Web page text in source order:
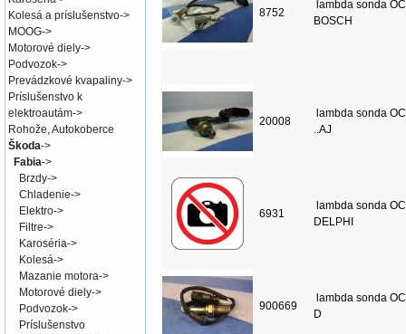
8752
lambda sonda
BOSCH
20008
lambda sonda
..AJ
6931
lambda sonda
DELPHI
900669
lambda sonda
D
Kolesá a príslušenstvo->
MOOG->
Motorové diely->
Podvozok->
Prevádzkové kvapaliny->
Príslušenstvo k
elektroautám->
Rohože, Autokoberce
Škoda->
Fabia->
Brzdy->
Chladenie->
Elektro->
Filtre->
Karoséria->
Kolesá->
Mazanie motora->
Motorové diely->
Podvozok->
Príslušenstvo